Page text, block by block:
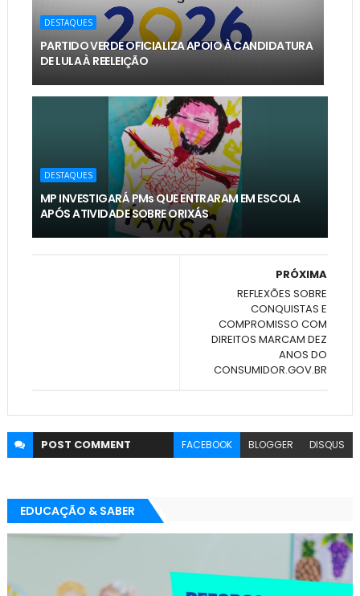
DESTAQUES
PARTIDO VERDE OFICIALIZA APOIO À CANDIDATURA
DE LULA À REELEIÇÃO
DESTAQUES
MP INVESTIGARÁ PMs QUE ENTRARAM EM ESCOLA
APÓS ATIVIDADE SOBRE ORIXÁS
PRÓXIMA
REFLEXÕES SOBRE
CONQUISTAS E
COMPROMISSO COM
DIREITOS MARCAM DEZ
ANOS DO
CONSUMIDOR.GOV.BR
POST COMMENT FACEBOOK BLOGGER DISQUS
EDUCAÇÃO & SABER